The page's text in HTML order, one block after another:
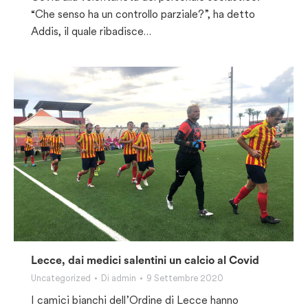
“Che senso ha un controllo parziale?”, ha detto
Addis, il quale ribadisce…
Lecce, dai medici salentini un calcio al Covid
Uncategorized Di admin 9 Settembre 2020
I camici bianchi dell’Ordine di Lecce hanno